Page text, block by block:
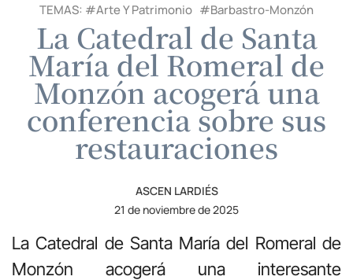
TEMAS: #Arte Y Patrimonio #Barbastro-Monzón
La Catedral de Santa
María del Romeral de
Monzón acogerá una
conferencia sobre sus
restauraciones
ASCEN LARDIÉS
21 de noviembre de 2025
La Catedral de Santa María del Romeral de
Monzón acogerá una interesante